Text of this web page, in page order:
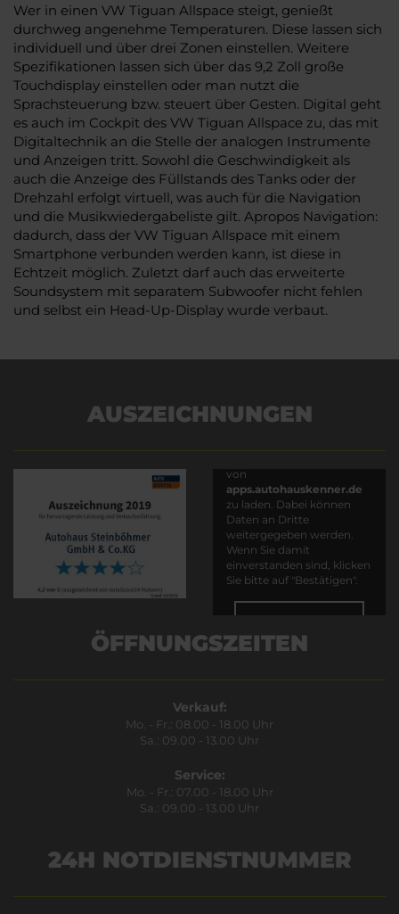
Wer in einen VW Tiguan Allspace steigt, genießt
durchweg angenehme Temperaturen. Diese lassen sich
individuell und über drei Zonen einstellen. Weitere
Spezifikationen lassen sich über das 9,2 Zoll große
Touchdisplay einstellen oder man nutzt die
Sprachsteuerung bzw. steuert über Gesten. Digital geht
es auch im Cockpit des VW Tiguan Allspace zu, das mit
Digitaltechnik an die Stelle der analogen Instrumente
und Anzeigen tritt. Sowohl die Geschwindigkeit als
auch die Anzeige des Füllstands des Tanks oder der
Drehzahl erfolgt virtuell, was auch für die Navigation
und die Musikwiedergabeliste gilt. Apropos Navigation:
dadurch, dass der VW Tiguan Allspace mit einem
Smartphone verbunden werden kann, ist diese in
Echtzeit möglich. Zuletzt darf auch das erweiterte
Soundsystem mit separatem Subwoofer nicht fehlen
und selbst ein Head-Up-Display wurde verbaut.
AUSZEICHNUNGEN
von
apps.autohauskenner.de
zu laden. Dabei können
Daten an Dritte
weitergegeben werden.
Wenn Sie damit
einverstanden sind, klicken
Sie bitte auf "Bestätigen".
ÖFFNUNGSZEITEN
Verkauf:
Mo. - Fr.: 08.00 - 18.00 Uhr
Sa.: 09.00 - 13.00 Uhr
Service:
Mo. - Fr.: 07.00 - 18.00 Uhr
Sa.: 09.00 - 13.00 Uhr
24H NOTDIENSTNUMMER